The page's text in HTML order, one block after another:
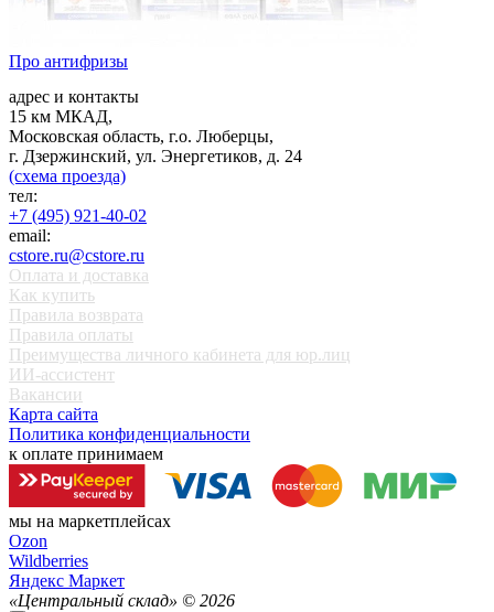
Про антифризы
адрес и контакты
15 км МКАД,
Московская область, г.о. Люберцы,
г. Дзержинский, ул. Энергетиков, д. 24
(схема проезда)
тел:
+7 (495) 921-40-02
email:
cstore.ru@cstore.ru
Оплата и доставка
Как купить
Правила возврата
Правила оплаты
Преимущества личного кабинета для юр.лиц
ИИ-ассистент
Вакансии
Карта сайта
Политика конфиденциальности
к оплате принимаем
мы на маркетплейсах
Ozon
Wildberries
Яндекс Маркет
«Центральный склад» © 2026